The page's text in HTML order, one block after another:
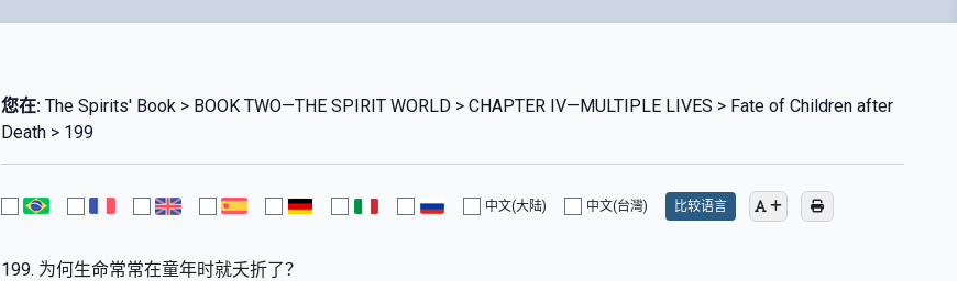
您在:The Spirits' Book > BOOK TWO—THE SPIRIT WORLD > CHAPTER IV—MULTIPLE LIVES > Fate of Children after
Death > 199
中文(大陆) 中文(台灣) 比较语言
199. 为何生命常常在童年时就夭折了？